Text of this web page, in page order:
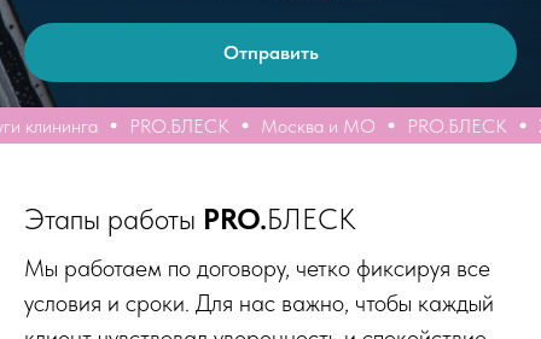
Отправить
PRO.БЛЕСК Москва и МО PRO.БЛЕСК
Этапы работы PRO.БЛЕСК
Мы работаем по договору, четко фиксируя все
условия и сроки. Для нас важно, чтобы каждый